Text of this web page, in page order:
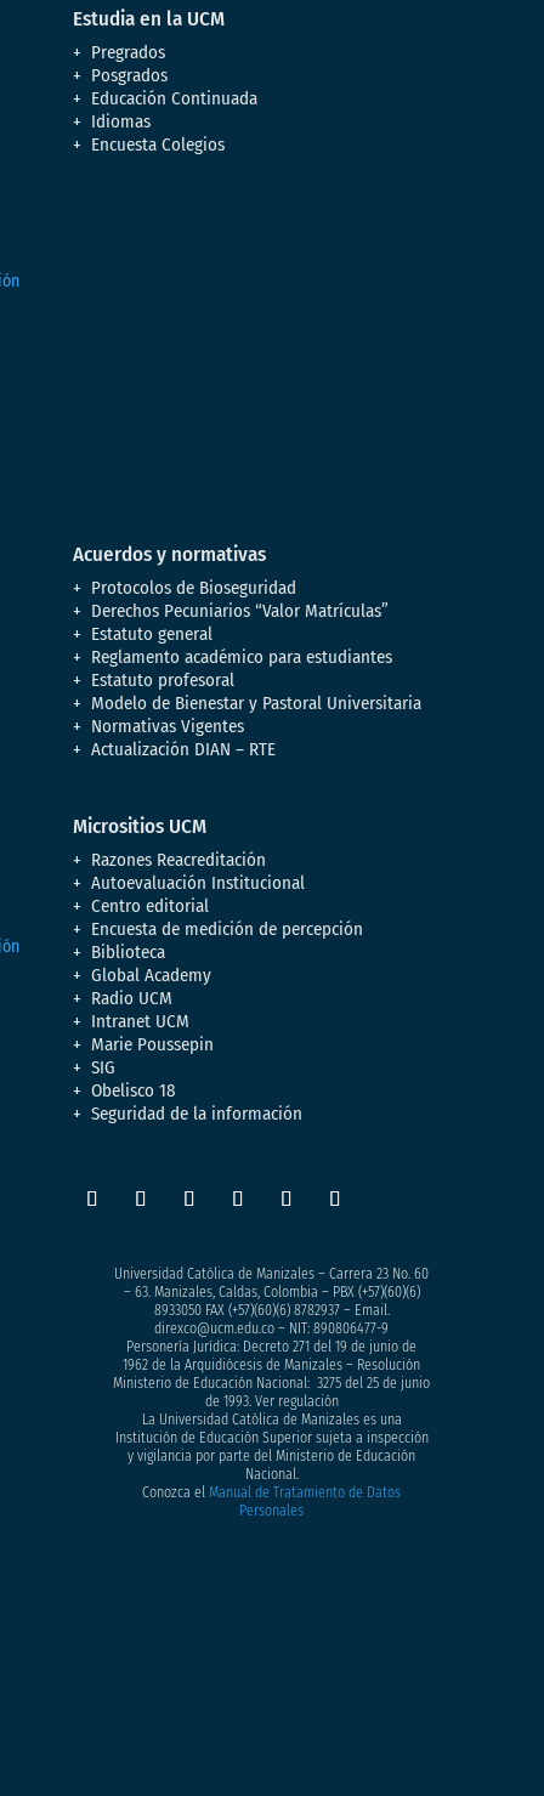
Estudia en la UCM
Pregrados
Posgrados
Educación Continuada
Idiomas
Encuesta Colegios
Acuerdos y normativas
Protocolos de Bioseguridad
Derechos Pecuniarios “Valor Matrículas”
Estatuto general
Reglamento académico para estudiantes
Estatuto profesoral
Modelo de Bienestar y Pastoral Universitaria
Normativas Vigentes
Actualización DIAN – RTE
Micrositios UCM
Razones Reacreditación
Autoevaluación Institucional
Centro editorial
Encuesta de medición de percepción
Biblioteca
Global Academy
Radio UCM
Intranet UCM
Marie Poussepin
SIG
Obelisco 18
Seguridad de la información
Universidad Católica de Manizales – Carrera 23 No. 60
– 63. Manizales, Caldas, Colombia – PBX (+57)(60)(6)
8933050FAX (+57)(60)(6) 8782937 – Email.
direxco@ucm.edu.co – NIT: 890806477-9
Personería Jurídica: Decreto 271 del 19 de junio de
1962 de la Arquidiócesis de Manizales – Resolución
Ministerio de Educación Nacional: 3275 del 25 de junio
de 1993. Ver regulación
La Universidad Católica de Manizales es una
Institución de Educación Superior sujeta a inspección
y vigilancia por parte del Ministerio de Educación
Nacional.
Conozca elManual de Tratamiento de Datos
Personales